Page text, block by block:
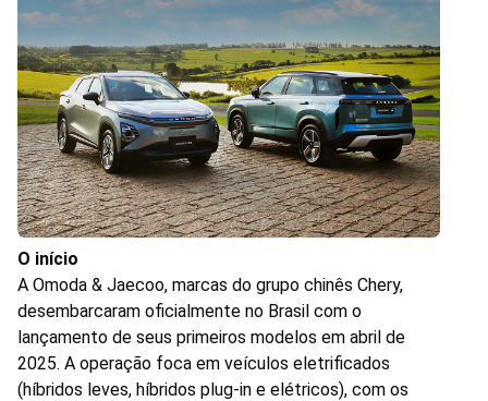
O início
A Omoda & Jaecoo, marcas do grupo chinês Chery,
desembarcaram oficialmente no Brasil com o
lançamento de seus primeiros modelos em abril de
2025. A operação foca em veículos eletrificados
(híbridos leves, híbridos plug-in e elétricos), com os